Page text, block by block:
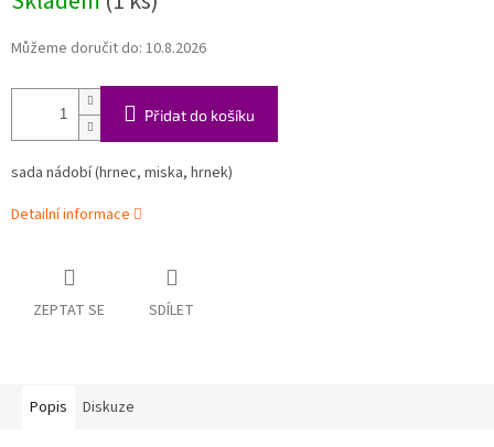
cena:
Můžeme doručit do: 10.8.2026
Přidat do košíku
sada nádobí (hrnec, miska, hrnek)
Detailní informace
ZEPTAT SE SDÍLET
Popis Diskuze